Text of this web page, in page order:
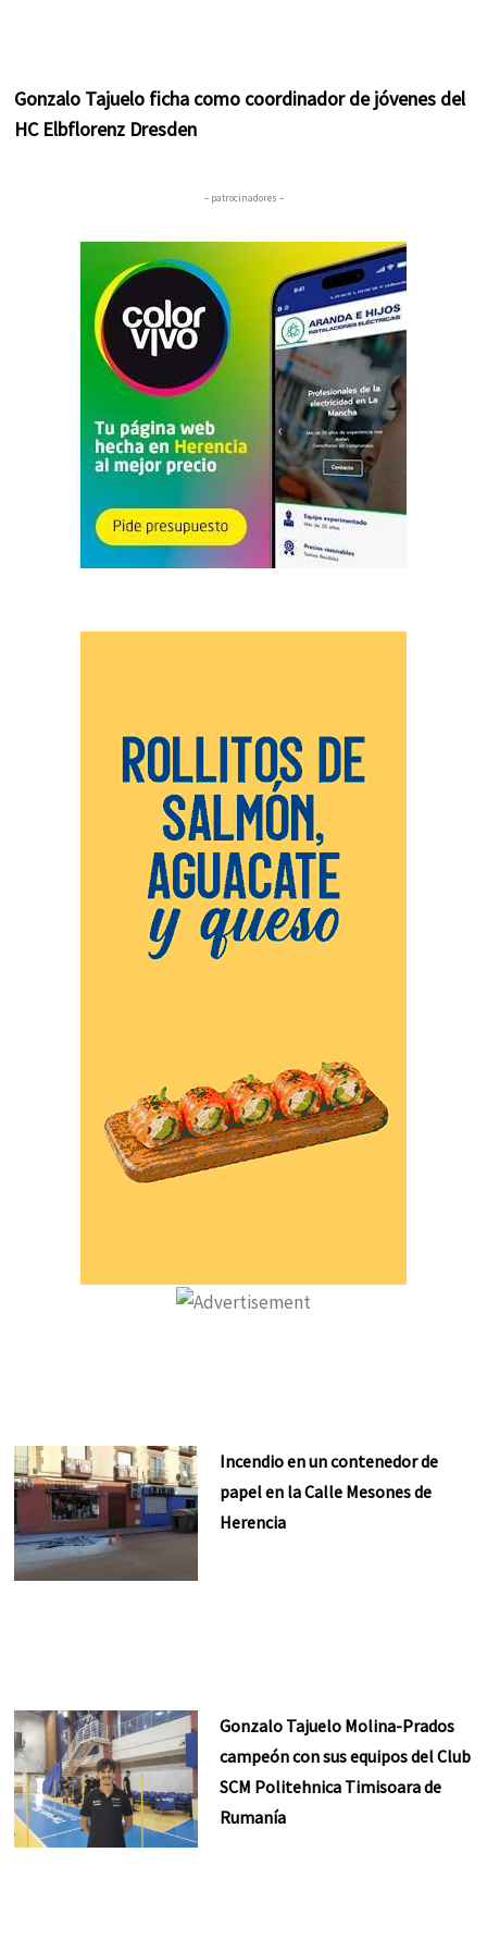
Gonzalo Tajuelo ficha como coordinador de jóvenes del
HC Elbflorenz Dresden
– patrocinadores –
Incendio en un contenedor de
papel en la Calle Mesones de
Herencia
Gonzalo Tajuelo Molina-Prados
campeón con sus equipos del Club
SCM Politehnica Timisoara de
Rumanía